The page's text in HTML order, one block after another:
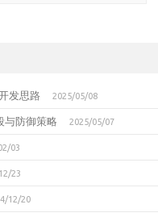
发思路 2025/05/08
与防御策略 2025/05/07
03
23
12/20